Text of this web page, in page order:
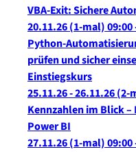
VBA-Exit: Sichere
20.11.26(1-mal)09:00
Python-
prüfen und sicher
Einstiegskurs
25.11.26 - 26.11.26(2-
Kennzahlen im Blick
Power BI
27.11.26(1-mal)09:00